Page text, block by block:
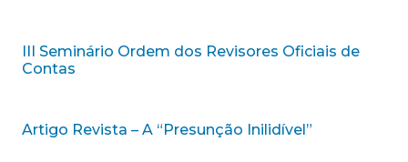
III Seminário Ordem dos Revisores Oficiais de
Contas
Artigo Revista – A “Presunção Inilidível”